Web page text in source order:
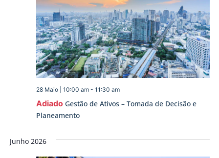
Adiado Gestão de Ativos – Tomada de Decisão e
Planeamento
28 Maio | 10:00 am- 11:30 am
Junho 2026